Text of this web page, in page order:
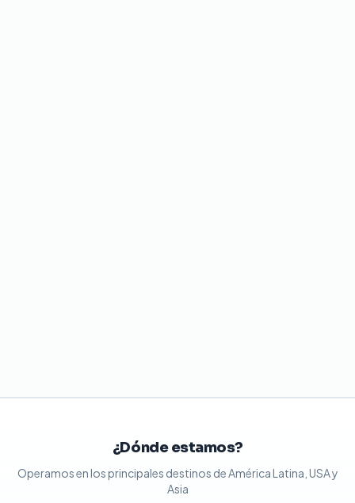
¿Dónde estamos?
Operamos en los principales destinos de América Latina, USA y
Asia